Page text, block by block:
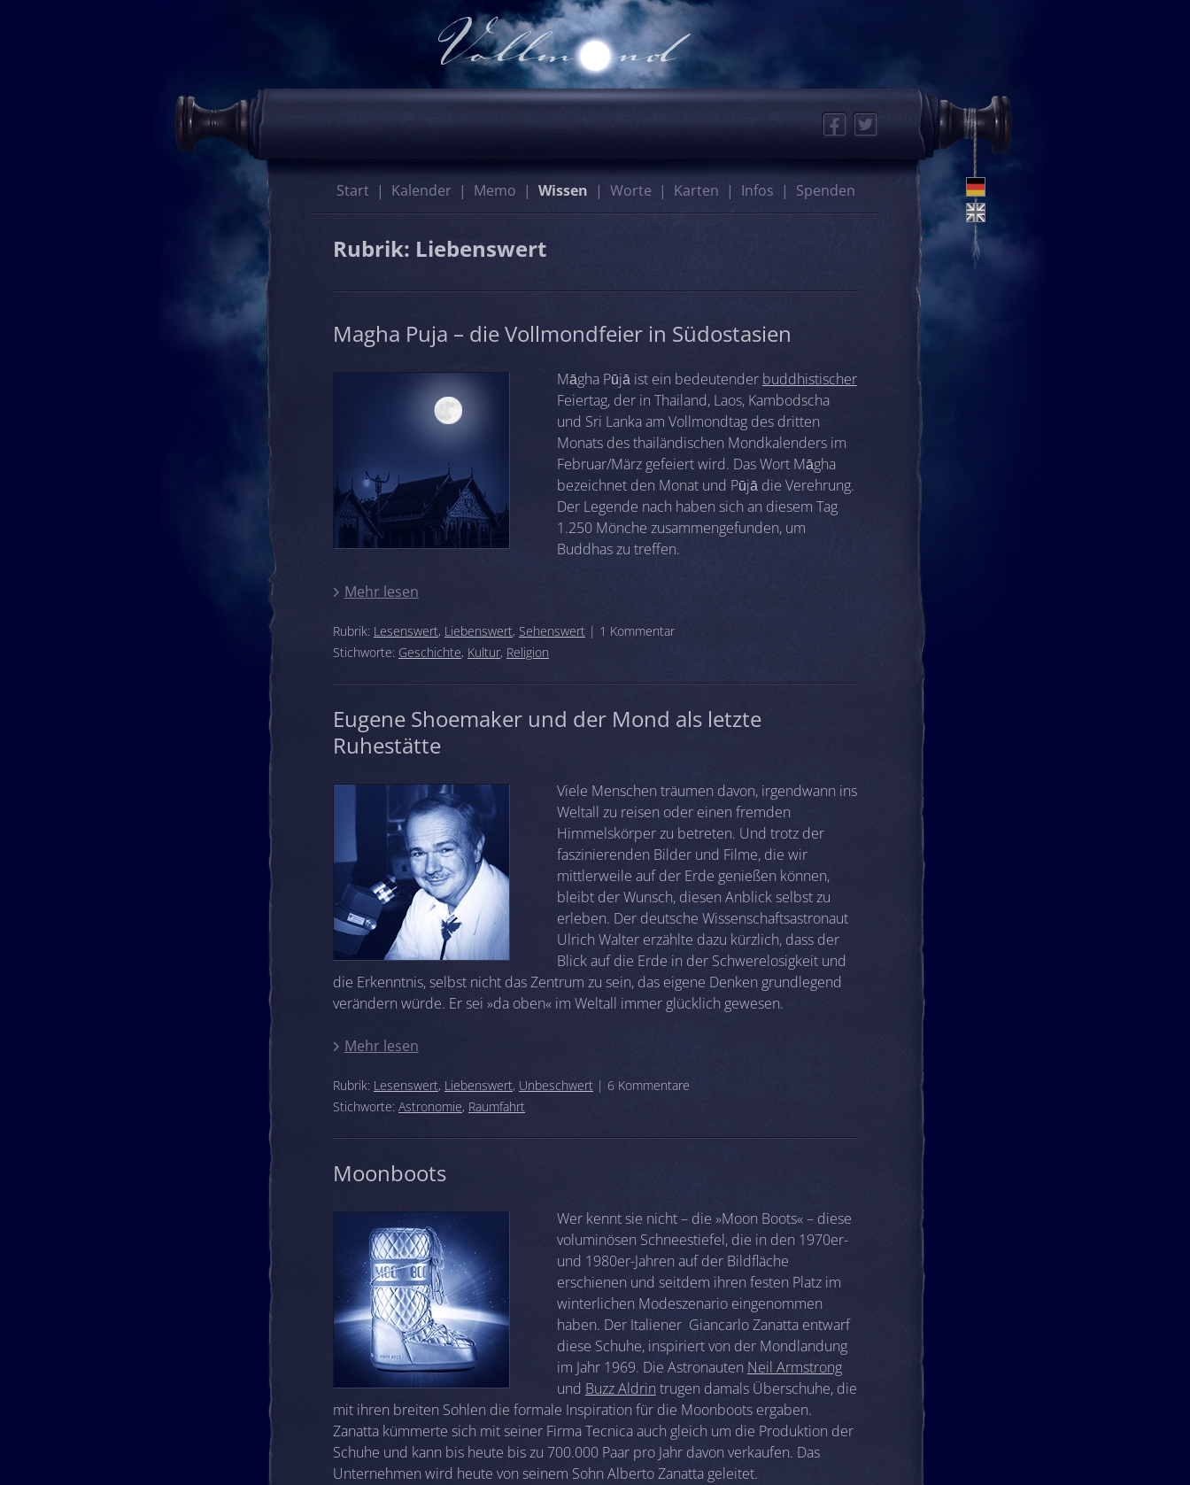
Facebook
Twitter
Start Kalender Memo Wissen Worte Karten Infos Spenden
Rubrik: Liebenswert
Magha Puja – die Vollmondfeier in Südostasien
Māgha Pūjā ist ein bedeutender buddhistischer
Feiertag, der in Thailand, Laos, Kambodscha
und Sri Lanka am Vollmondtag des dritten
Monats des thailändischen Mondkalenders im
Februar/März gefeiert wird. Das Wort Māgha
bezeichnet den Monat und Pūjā die Verehrung.
Der Legende nach haben sich an diesem Tag
1.250 Mönche zusammengefunden, um
Buddhas zu treffen.
Mehr lesen
Rubrik: Lesenswert, Liebenswert, Sehenswert | 1 Kommentar
Stichworte: Geschichte, Kultur, Religion
Eugene Shoemaker und der Mond als letzte
Ruhestätte
Viele Menschen träumen davon, irgendwann ins
Weltall zu reisen oder einen fremden
Himmelskörper zu betreten. Und trotz der
faszinierenden Bilder und Filme, die wir
mittlerweile auf der Erde genießen können,
bleibt der Wunsch, diesen Anblick selbst zu
erleben. Der deutsche Wissenschaftsastronaut
Ulrich Walter erzählte dazu kürzlich, dass der
Blick auf die Erde in der Schwerelosigkeit und
die Erkenntnis, selbst nicht das Zentrum zu sein, das eigene Denken grundlegend
verändern würde. Er sei »da oben« im Weltall immer glücklich gewesen.
Mehr lesen
Rubrik: Lesenswert, Liebenswert, Unbeschwert | 6 Kommentare
Stichworte: Astronomie, Raumfahrt
Moonboots
Wer kennt sie nicht – die »Moon Boots« – diese
voluminösen Schneestiefel, die in den 1970er-
und 1980er-Jahren auf der Bildfläche
erschienen und seitdem ihren festen Platz im
winterlichen Modeszenario eingenommen
haben. Der Italiener Giancarlo Zanatta entwarf
diese Schuhe, inspiriert von der Mondlandung
im Jahr 1969. Die Astronauten Neil Armstrong
und Buzz Aldrin trugen damals Überschuhe, die
mit ihren breiten Sohlen die formale Inspiration für die Moonboots ergaben.
Zanatta kümmerte sich mit seiner Firma Tecnica auch gleich um die Produktion der
Schuhe und kann bis heute bis zu 700.000 Paar pro Jahr davon verkaufen. Das
Unternehmen wird heute von seinem Sohn Alberto Zanatta geleitet.